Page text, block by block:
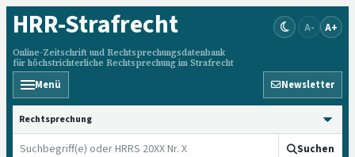
HRR-Strafrecht
Online-Zeitschrift und Rechtsprechungsdatenbank
für höchstrichterliche Rechtsprechung im Strafrecht
A- A+
Menü Newsletter
HRRS durchsuchen
Suchen